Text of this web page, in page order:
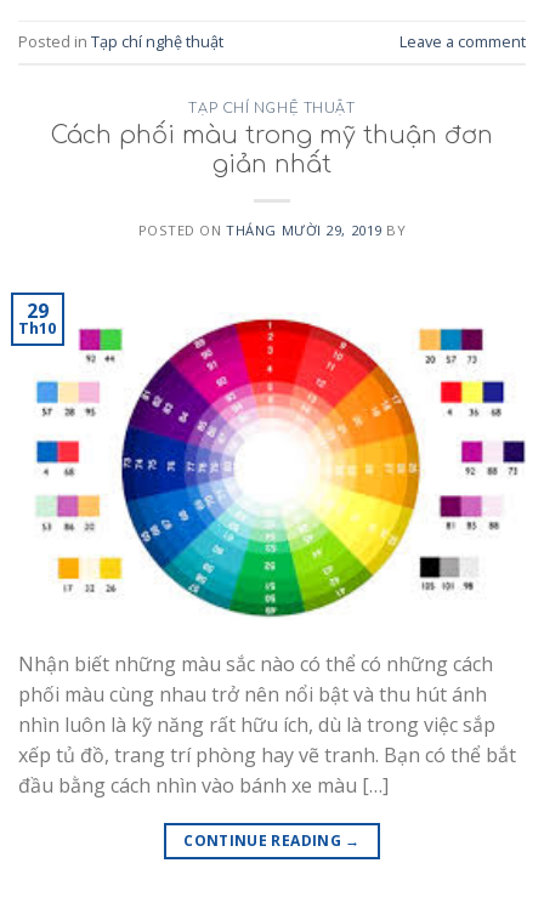
Posted in Tạp chí nghệ thuật Leave a comment
TẠP CHÍ NGHỆ THUẬT
Cách phối màu trong mỹ thuận đơn
giản nhất
POSTED ONTHÁNG MƯỜI 29, 2019 BY
29
Th10
Nhận biết những màu sắc nào có thể có những cách
phối màu cùng nhau trở nên nổi bật và thu hút ánh
nhìn luôn là kỹ năng rất hữu ích, dù là trong việc sắp
xếp tủ đồ, trang trí phòng hay vẽ tranh. Bạn có thể bắt
đầu bằng cách nhìn vào bánh xe màu […]
CONTINUE READING →